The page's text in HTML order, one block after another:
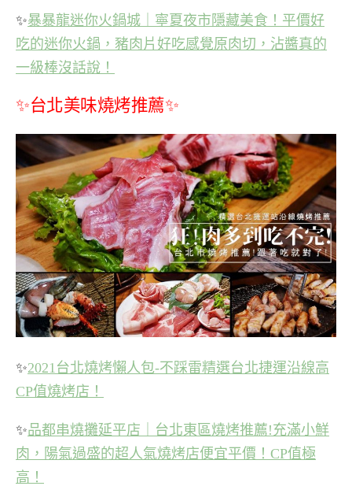
✨暴暴龍迷你火鍋城｜寧夏夜市隱藏美食！平價好
吃的迷你火鍋，豬肉片好吃感覺原肉切，沾醬真的
一級棒沒話說！
✨台北美味燒烤推薦✨
✨2021台北燒烤懶人包-不踩雷精選台北捷運沿線高
CP值燒烤店！
✨品都串燒攤延平店｜台北東區燒烤推薦!充滿小鮮
肉，陽氣過盛的超人氣燒烤店便宜平價！CP值極
高！